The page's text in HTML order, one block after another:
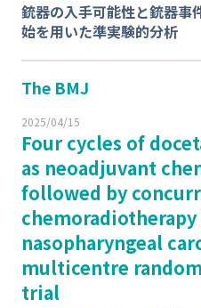
銃器の⼊⼿可能性と銃器事
始を⽤いた準実験的分析
The BMJ
2025/04/15
Four cycles of
as neoadjuvant
followed by
chemoradiotherapy
nasopharyngeal
multicentre
trial